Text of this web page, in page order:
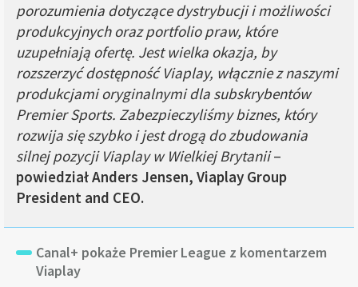
porozumienia dotyczące dystrybucji i możliwości
produkcyjnych oraz portfolio praw, które
uzupełniają ofertę. Jest wielka okazja, by
rozszerzyć dostępność Viaplay, włącznie z naszymi
produkcjami oryginalnymi dla subskrybentów
Premier Sports. Zabezpieczyliśmy biznes, który
rozwija się szybko i jest drogą do zbudowania
silnej pozycji Viaplay w Wielkiej Brytanii–
powiedział Anders Jensen, Viaplay Group
President and CEO.
Canal+ pokaże Premier League z komentarzem
Viaplay